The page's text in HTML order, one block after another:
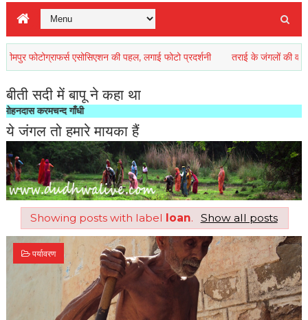
एसोसिएशन की पहल, लगाई फोटो प्रदर्शनी तराई के जंगलों की
बीती सदी में बापू ने कहा था
गाँधी
ये जंगल तो हमारे मायका हैं
Showing posts with label loan. Show all posts
पर्यावरण